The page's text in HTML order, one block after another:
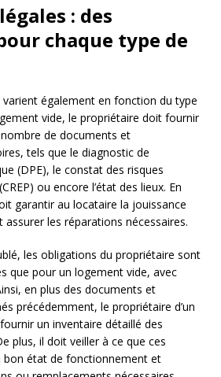
: des
chaque type de
également en fonction du type
vide, le propriétaire doit fournir
de documents et
tels que le diagnostic de
(DPE), le constat des risques
ou encore l’état des lieux. En
garantir au locataire la jouissance
les réparations nécessaires.
les obligations du propriétaire sont
que pour un logement vide, avec
en plus des documents et
précédemment, le propriétaire d’un
un inventaire détaillé des
plus, il doit veiller à ce que ces
bon état de fonctionnement et